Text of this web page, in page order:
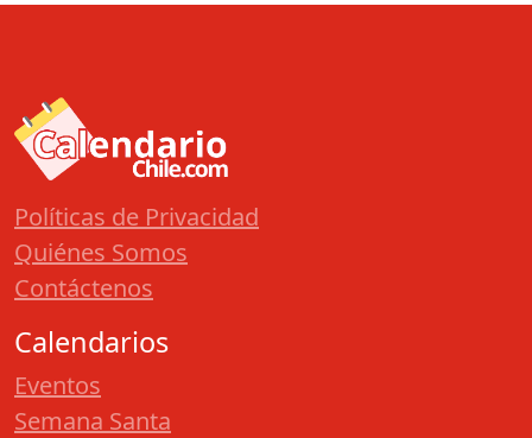
Políticas de Privacidad
Quiénes Somos
Contáctenos
Calendarios
Eventos
Semana Santa